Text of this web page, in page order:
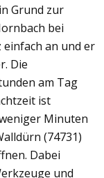
Grund zur
bei
einfach an und er
Die
am Tag
ist
Minuten
(74731)
Dabei
und